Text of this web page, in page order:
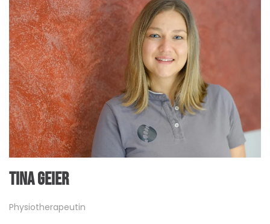
TINA GEIER
Physiotherapeutin